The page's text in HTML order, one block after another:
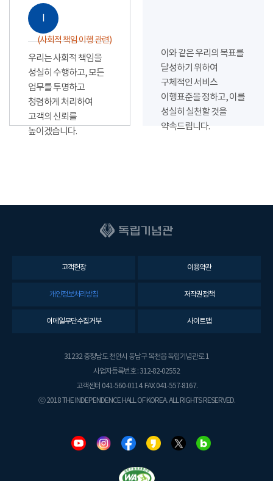
Ⅰ
(사회적 책임 이행 관련)
우리는 사회적 책임을
성실히 수행하고, 모든
업무를 투명하고
청렴하게 처리하여
고객의 신뢰를
높이겠습니다.
이와 같은 우리의 목표를
달성하기 위하여
구체적인 서비스
이행표준을 정하고, 이를
성실히 실천할 것을
약속드립니다.
고객헌장 이용약관
개인정보처리방침 저작권정책
이메일무단수집거부 사이트맵
31232 충청남도 천안시 동남구 목천읍 독립기념관로 1
사업자등록번호 : 312-82-02552
고객센터 041-560-0114. FAX 041-557-8167.
ⓒ 2018 THE INDEPENDENCE HALL OF KOREA. ALL RIGHTS RESERVED.